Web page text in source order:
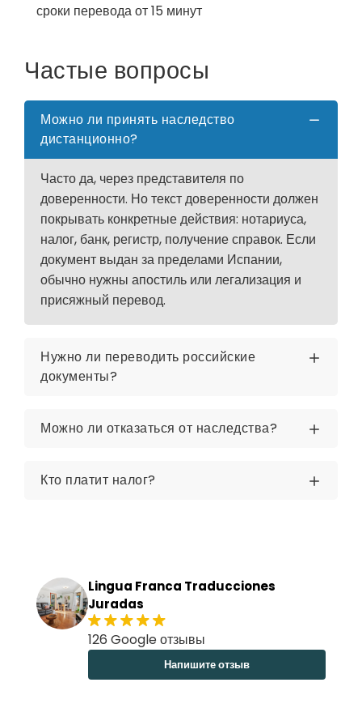
сроки перевода от 15 минут
Частые вопросы
Можно ли принять наследство
дистанционно?
Часто да, через представителя по
доверенности. Но текст доверенности должен
покрывать конкретные действия: нотариуса,
налог, банк, регистр, получение справок. Если
документ выдан за пределами Испании,
обычно нужны апостиль или легализация и
присяжный перевод.
Нужно ли переводить российские
документы?
Можно ли отказаться от наследства?
Кто платит налог?
Lingua Franca Traducciones
Juradas
126 Google отзывы
Напишите отзыв